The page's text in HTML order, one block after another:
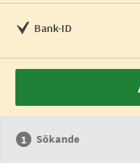
Bank-ID
Sökande